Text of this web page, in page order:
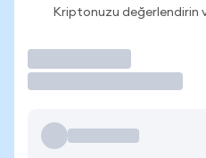
Kriptonuzu değerlendirin